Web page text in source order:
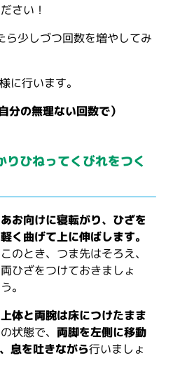
ださい！
ら少しづつ回数を増やしてみ
に行います。
分の無理ない回数で）
りひねってくびれをつく
あお向けに寝転がり、ひざを
軽く曲げて上に伸ばします。
このとき、つま先はそろえ、
両ひざをつけておきましょ
う。
上体と両腕は床につけたまま
の状態で、 両脚を左側に移動
息を吐きながら行いましょ